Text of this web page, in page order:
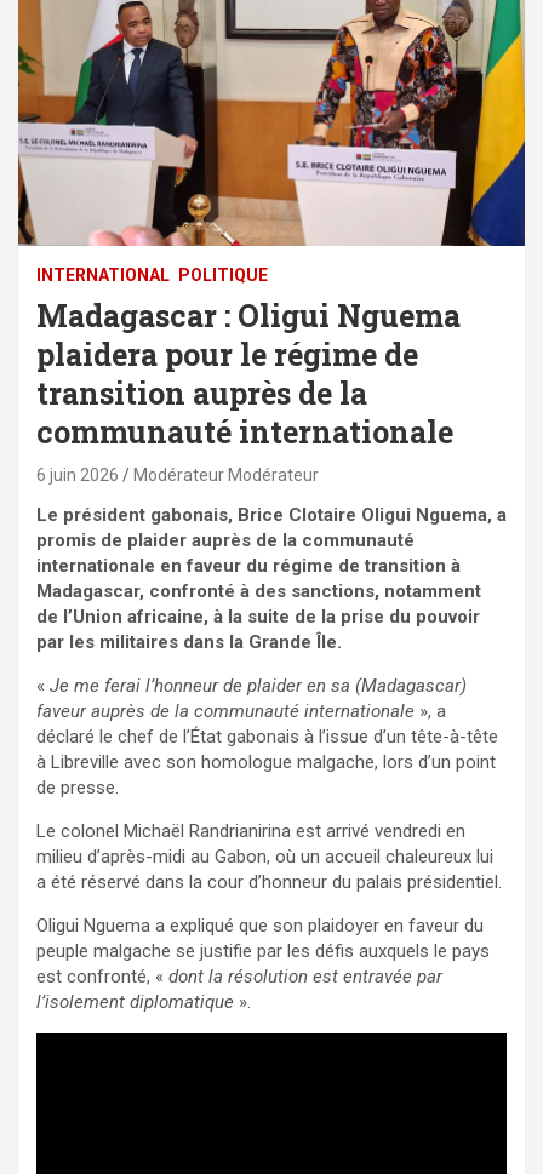
INTERNATIONAL POLITIQUE
Madagascar : Oligui Nguema
plaidera pour le régime de
transition auprès de la
communauté internationale
6 juin 2026 Modérateur Modérateur
Le président gabonais, Brice Clotaire Oligui Nguema, a
promis de plaider auprès de la communauté
internationale en faveur du régime de transition à
Madagascar, confronté à des sanctions, notamment
de l’Union africaine, à la suite de la prise du pouvoir
par les militaires dans la Grande Île.
« Je me ferai l’honneur de plaider en sa (Madagascar)
faveur auprès de la communauté internationale », a
déclaré le chef de l’État gabonais à l’issue d’un tête-à-tête
à Libreville avec son homologue malgache, lors d’un point
de presse.
Le colonel Michaël Randrianirina est arrivé vendredi en
milieu d’après-midi au Gabon, où un accueil chaleureux lui
a été réservé dans la cour d’honneur du palais présidentiel.
Oligui Nguema a expliqué que son plaidoyer en faveur du
peuple malgache se justifie par les défis auxquels le pays
est confronté, « dont la résolution est entravée par
l’isolement diplomatique ».